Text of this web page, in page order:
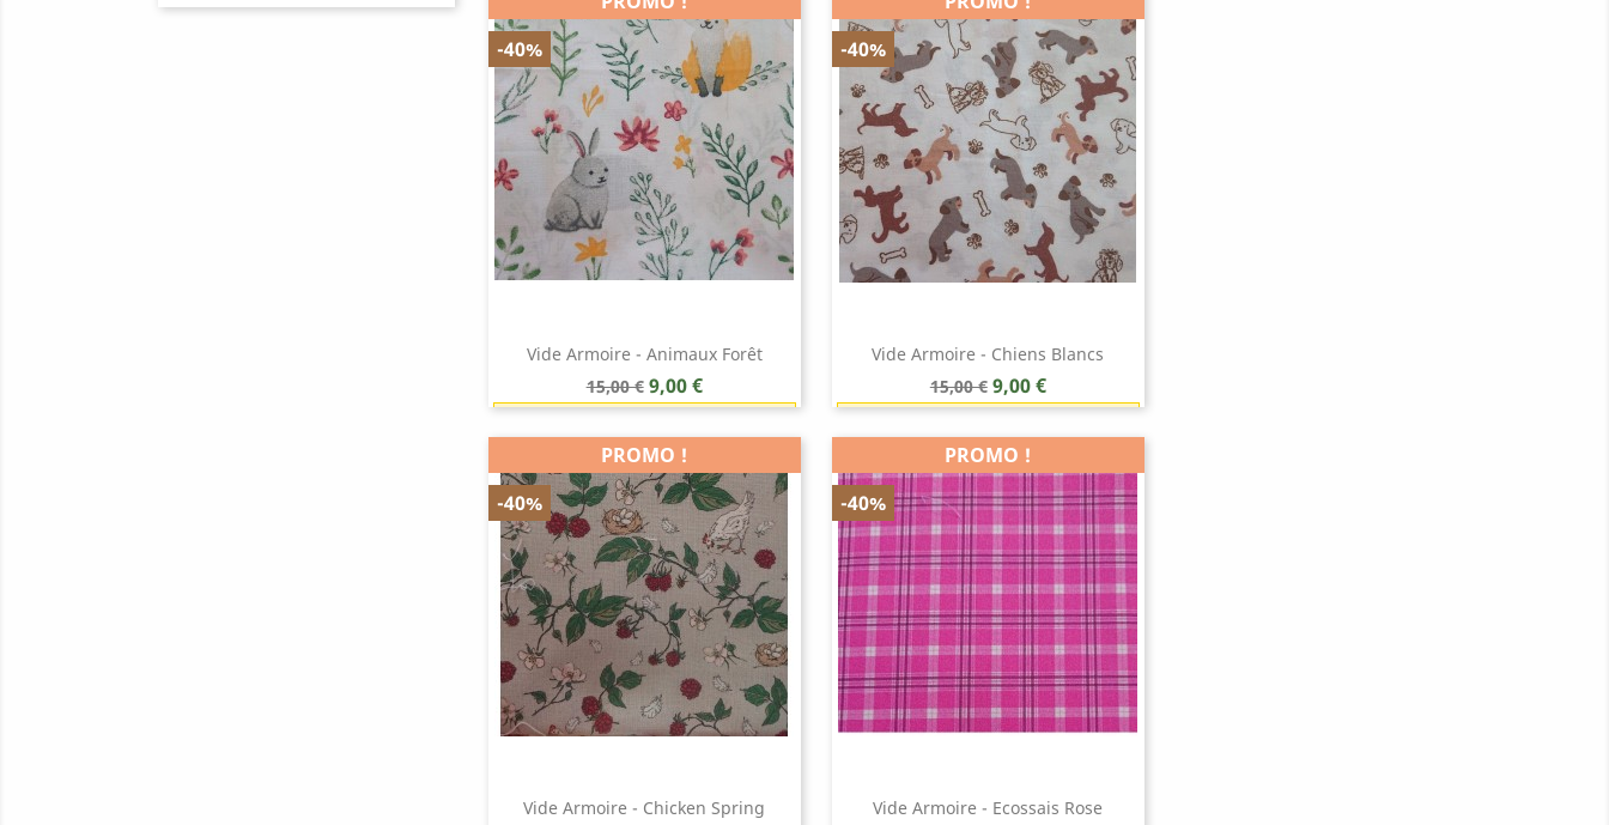
Vide Armoire - Animaux Forêt
Prix
de
base
15,00 € Prix
9,00 €
-40%
Aperçu rapide
Vide Armoire - Chiens Blancs
Prix
de
base
15,00 € Prix
9,00 €
-40%
Aperçu rapide
Vide Armoire - Chicken Spring
PROMO !
-40%
Vide Armoire - Ecossais Rose
PROMO !
-40%